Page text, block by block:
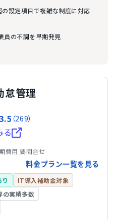
設定項目で複雑な制度に対応
員の不調を早期発見
怠管理
（269）
る
費用 要問合せ
料金プラン一覧を見る
IT導入補助金対象
の実績多数